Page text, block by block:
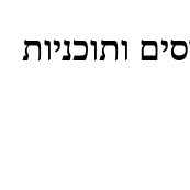
ותוכניות